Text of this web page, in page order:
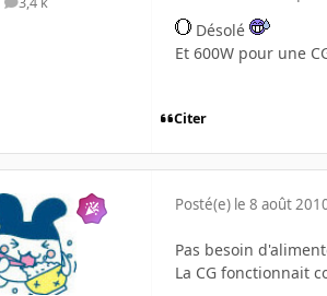
messages
Désolé
Et 600W pour une
Citer
Posté(e) le 8 août
Pas besoin
La CG fonctionnait